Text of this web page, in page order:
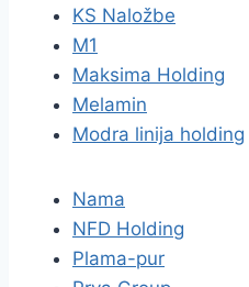
KS Naložbe
M1
Maksima Holding
Melamin
Modra linija holding
Nama
NFD Holding
Plama-pur